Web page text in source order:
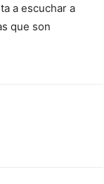
a escuchar a
que son